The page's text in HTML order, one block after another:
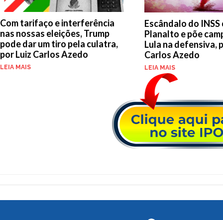
Com tarifaço e interferência
nas nossas eleições, Trump
pode dar um tiro pela culatra,
por Luiz Carlos Azedo
LEIA MAIS
Escândalo do INSS
Planalto e põe
Lula na defensiva,
Carlos Azedo
LEIA MAIS